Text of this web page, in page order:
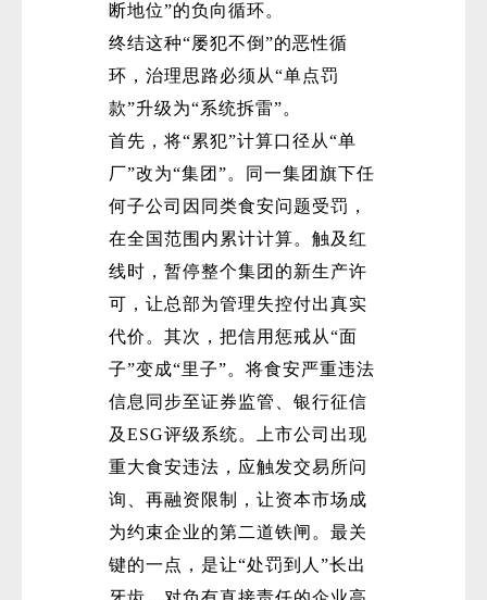
断地位”的负向循环。
终结这种“屡犯不倒”的恶性循
环，治理思路必须从“单点罚
款”升级为“系统拆雷”。
首先，将“累犯”计算口径从“单
厂”改为“集团”。同一集团旗下任
何子公司因同类食安问题受罚，
在全国范围内累计计算。触及红
线时，暂停整个集团的新生产许
可，让总部为管理失控付出真实
代价。其次，把信用惩戒从“面
子”变成“里子”。将食安严重违法
信息同步至证券监管、银行征信
及ESG评级系统。上市公司出现
重大食安违法，应触发交易所问
询、再融资限制，让资本市场成
为约束企业的第二道铁闸。最关
键的一点，是让“处罚到人”长出